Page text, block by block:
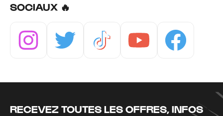
SOCIAUX 🔥
RECEVEZ TOUTES LES OFFRES, INFOS